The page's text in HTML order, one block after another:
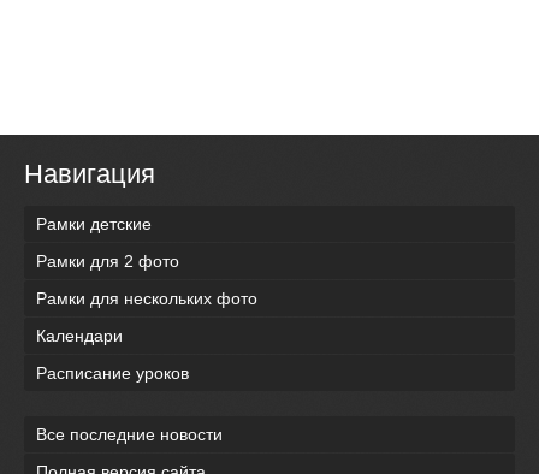
Навигация
Рамки детские
Рамки для 2 фото
Рамки для нескольких фото
Календари
Расписание уроков
Все последние новости